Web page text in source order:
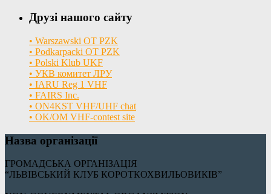
Друзі нашого сайту
• Warszawski OT PZK
• Podkarpacki OT PZK
• Polski Klub UKF
• УКВ комитет ЛРУ
• IARU Reg 1 VHF
• FAIRS Inc.
• ON4KST VHF/UHF chat
• OK/OM VHF-contest site
Назва організації
ГРОМАДСЬКА ОРГАНІЗАЦІЯ
“ЛЬВІВСЬКИЙ КЛУБ КОРОТКОХВИЛЬОВИКІВ”